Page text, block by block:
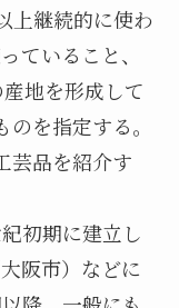
上継続的に使わ
ていること、
地を形成して
を指定する。
芸品を紹介す
初期に建立し
阪市）などに